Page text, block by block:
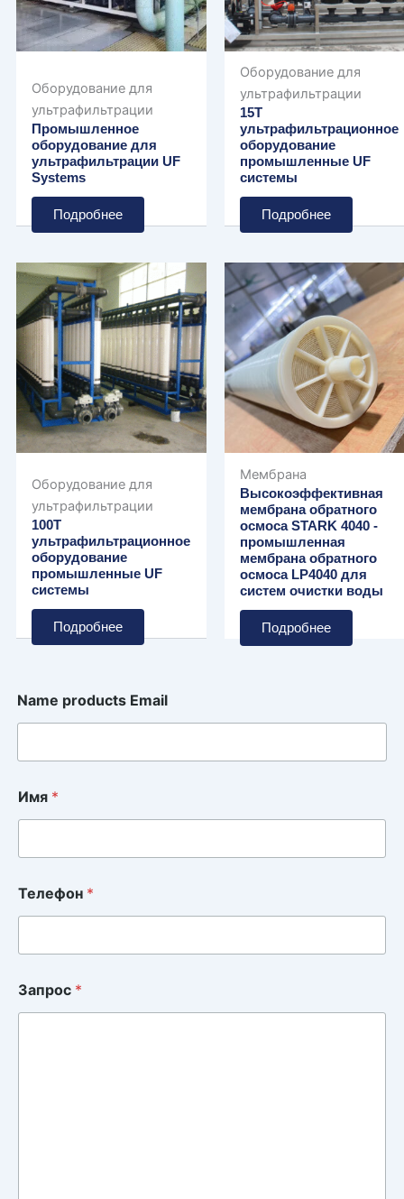
Оборудование для
ультрафильтрации
Промышленное
оборудование для
ультрафильтрации UF
Systems
Подробнее
Оборудование для
ультрафильтрации
15T
ультрафильтрационное
оборудование
промышленные UF
системы
Подробнее
Оборудование для
ультрафильтрации
100T
ультрафильтрационное
оборудование
промышленные UF
системы
Подробнее
Мембрана
Высокоэффективная
мембрана обратного
осмоса STARK 4040 -
промышленная
мембрана обратного
осмоса LP4040 для
систем очистки воды
Подробнее
Name products Email
Имя *
Телефон *
Запрос *